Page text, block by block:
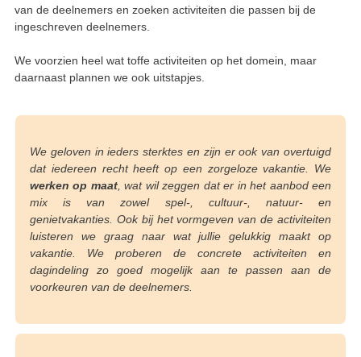
van de deelnemers en zoeken activiteiten die passen bij de
ingeschreven deelnemers.
We voorzien heel wat toffe activiteiten op het domein, maar
daarnaast plannen we ook uitstapjes.
We geloven in ieders sterktes en zijn er ook van overtuigd
dat iedereen recht heeft op een zorgeloze vakantie. We
werken op maat, wat wil zeggen dat er in het aanbod een
mix is van zowel spel-, cultuur-, natuur- en
genietvakanties. Ook bij het vormgeven van de activiteiten
luisteren we graag naar wat jullie gelukkig maakt op
vakantie. We proberen de concrete activiteiten en
dagindeling zo goed mogelijk aan te passen aan de
voorkeuren van de deelnemers.